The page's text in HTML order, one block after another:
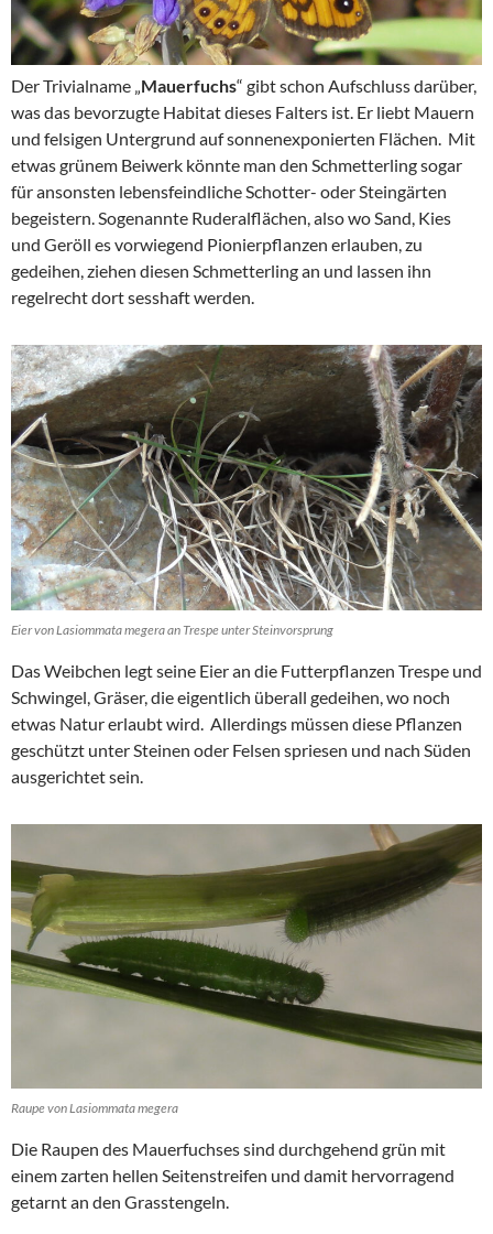
Der Trivialname „Mauerfuchs“ gibt schon Aufschluss darüber,
was das bevorzugte Habitat dieses Falters ist. Er liebt Mauern
und felsigen Untergrund auf sonnenexponierten Flächen. Mit
etwas grünem Beiwerk könnte man den Schmetterling sogar
für ansonsten lebensfeindliche Schotter- oder Steingärten
begeistern. Sogenannte Ruderalflächen, also wo Sand, Kies
und Geröll es vorwiegend Pionierpflanzen erlauben, zu
gedeihen, ziehen diesen Schmetterling an und lassen ihn
regelrecht dort sesshaft werden.
Eier von Lasiommata megera an Trespe unter Steinvorsprung
Das Weibchen legt seine Eier an die Futterpflanzen Trespe und
Schwingel, Gräser, die eigentlich überall gedeihen, wo noch
etwas Natur erlaubt wird. Allerdings müssen diese Pflanzen
geschützt unter Steinen oder Felsen spriesen und nach Süden
ausgerichtet sein.
Raupe von Lasiommata megera
Die Raupen des Mauerfuchses sind durchgehend grün mit
einem zarten hellen Seitenstreifen und damit hervorragend
getarnt an den Grasstengeln.